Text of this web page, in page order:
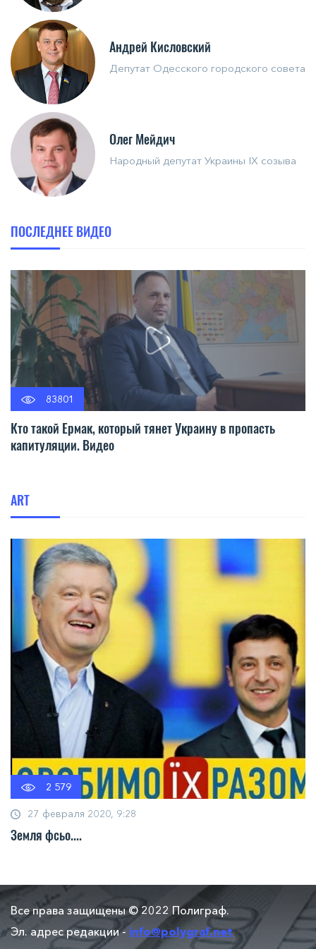
Андрей Кисловский
Депутат Одесского городского совета
Олег Мейдич
Народный депутат Украины IX созыва
ПОСЛЕДНЕЕ ВИДЕО
83801
Кто такой Ермак, который тянет Украину в пропасть
капитуляции. Видео
ART
2 579
27 февраля 2020, 9:28
Земля фсьо....
Все права защищены © 2022 Полиграф.
Эл. адрес редакции - info@polygraf.net